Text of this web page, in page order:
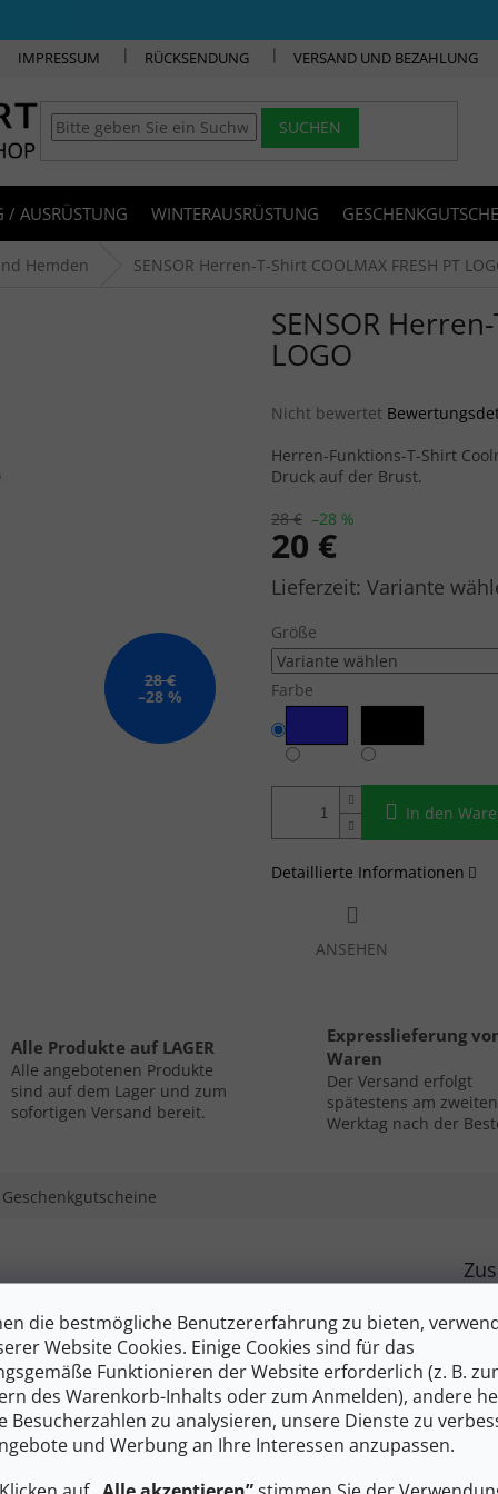
die bestmögliche Benutzererfahrung zu bieten,
Website Cookies. Einige Cookies sind für das
Funktionieren der Website erforderlich (z. B.
des Warenkorb-Inhalts oder zum Anmelden), andere
Besucherzahlen zu analysieren, unsere Dienste zu
und Werbung an Ihre Interessen anzupassen.
IMPRESSUM RÜCKSENDUNG VERSAND UND BEZAHLUNG
SUCHEN
/ AUSRÜSTUNG WINTERAUSRÜSTUNG
Hemden SENSOR Herren-T-Shirt COOLMAX FRESH PT
28 €
–28 %
SENSOR
LOGO
Die durchschnittliche
Nicht bewertet
28 € –28 %
20 €
Verkaufspreis:Variante
Größe
Farbe
In den
Herren-Funktions-T-Shirt
Druck auf der Brust.
Detaillierte Informationen
ANSEHEN
Alle Produkte auf LAGER
Alle angebotenen Produkte
sind auf dem Lager und zum
sofortigen Versand bereit.
Expresslieferung
Waren
Der Versand erfolgt
spätestens am zweiten
Werktag nach der
Geschenkgutscheine
Das T-Shirt hat eine eher zivile, lockere Passform
werden.
dieses Material ist für warmes Wetter geeignet, wo
und Schweißtransport bieten wird.
angereichert, die die Zellwand von Mikroorganismen